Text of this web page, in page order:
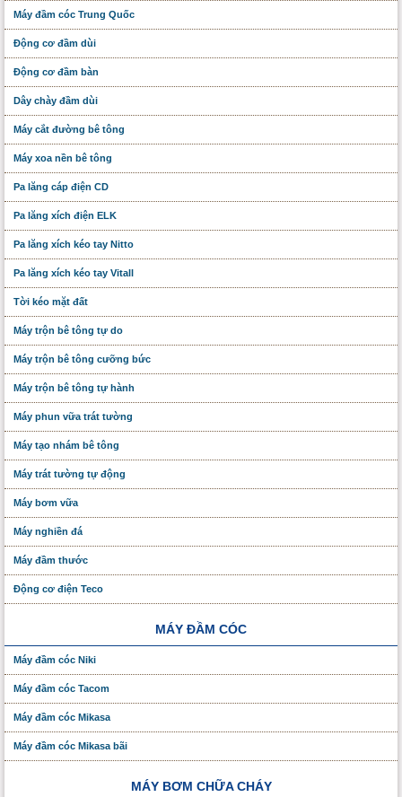
Máy đầm cóc Trung Quốc
Động cơ đầm dùi
Động cơ đầm bàn
Dây chày đầm dùi
Máy cắt đường bê tông
Máy xoa nền bê tông
Pa lăng cáp điện CD
Pa lăng xích điện ELK
Pa lăng xích kéo tay Nitto
Pa lăng xích kéo tay Vitall
Tời kéo mặt đất
Máy trộn bê tông tự do
Máy trộn bê tông cưỡng bức
Máy trộn bê tông tự hành
Máy phun vữa trát tường
Máy tạo nhám bê tông
Máy trát tường tự động
Máy bơm vữa
Máy nghiền đá
Máy đầm thước
Động cơ điện Teco
MÁY ĐẦM CÓC
Máy đầm cóc Niki
Máy đầm cóc Tacom
Máy đầm cóc Mikasa
Máy đầm cóc Mikasa bãi
MÁY BƠM CHỮA CHÁY